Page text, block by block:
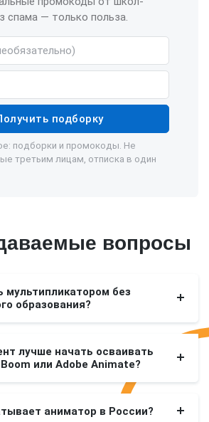
спама — только польза.
подборку
подборки и промокоды. Не
третьим лицам, отписка в один
вопросы
мультипликатором без
образования?
лучше начать осваивать
или Adobe Animate?
аниматор в России?